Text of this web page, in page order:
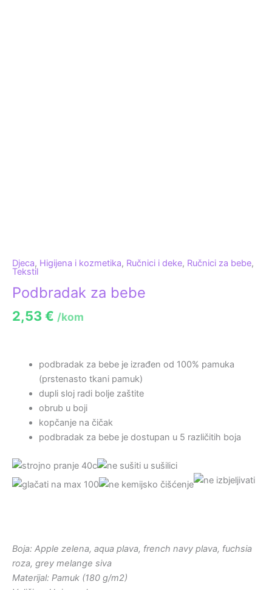
Djeca, Higijena i kozmetika, Ručnici i deke, Ručnici za bebe,
Tekstil
Podbradak za bebe
2,53€ /kom
podbradak za bebe je izrađen od 100% pamuka
(prstenasto tkani pamuk)
dupli sloj radi bolje zaštite
obrub u boji
kopčanje na čičak
podbradak za bebe je dostupan u 5 različitih boja
Boja: Apple zelena, aqua plava, french navy plava, fuchsia
roza, grey melange siva
Materijal: Pamuk (180 g/m2)